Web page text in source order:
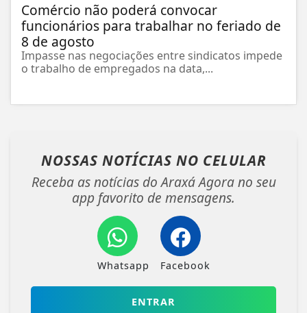
Comércio não poderá convocar
funcionários para trabalhar no feriado de
8 de agosto
Impasse nas negociações entre sindicatos impede
o trabalho de empregados na data,...
NOSSAS NOTÍCIAS NO CELULAR
Receba as notícias do Araxá Agora no seu
app favorito de mensagens.
Whatsapp Facebook
ENTRAR